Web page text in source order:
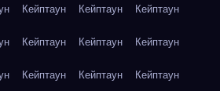
Кейптаун Кейптаун Кейптаун
Кейптаун Кейптаун Кейптаун
Кейптаун Кейптаун Кейптаун